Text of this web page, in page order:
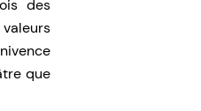
des
que